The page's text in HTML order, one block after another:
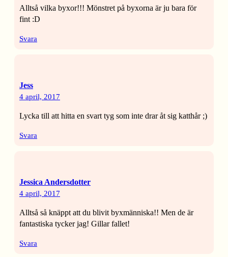
Alltså vilka byxor!!! Mönstret på byxorna är ju bara för
fint :D
Svara
Jess
4 april, 2017
Lycka till att hitta en svart tyg som inte drar åt sig katthår ;)
Svara
Jessica Andersdotter
4 april, 2017
Alltså så knäppt att du blivit byxmänniska!! Men de är
fantastiska tycker jag! Gillar fallet!
Svara